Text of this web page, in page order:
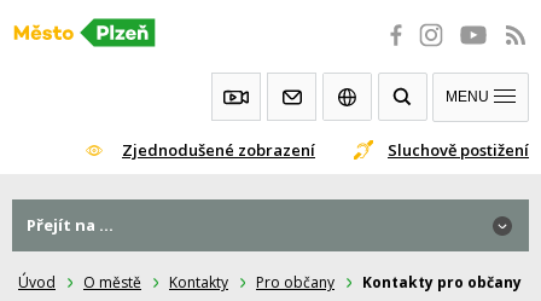
Přeskočit
Zjednodušené zobrazení Sluchově postižení
MENU
Úvod O městě Kontakty Pro občany Kontakty pro občany
Přejít na ...